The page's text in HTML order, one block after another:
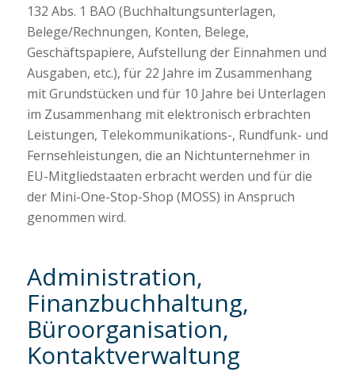
132 Abs. 1 BAO (Buchhaltungsunterlagen,
Belege/Rechnungen, Konten, Belege,
Geschäftspapiere, Aufstellung der Einnahmen und
Ausgaben, etc.), für 22 Jahre im Zusammenhang
mit Grundstücken und für 10 Jahre bei Unterlagen
im Zusammenhang mit elektronisch erbrachten
Leistungen, Telekommunikations-, Rundfunk- und
Fernsehleistungen, die an Nichtunternehmer in
EU-Mitgliedstaaten erbracht werden und für die
der Mini-One-Stop-Shop (MOSS) in Anspruch
genommen wird.
Administration,
Finanzbuchhaltung,
Büroorganisation,
Kontaktverwaltung